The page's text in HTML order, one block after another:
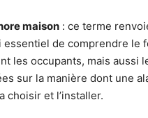
maison : ce terme
essentiel de comprendre le
les occupants, mais aussi
sur la manière dont une
choisir et l’installer.